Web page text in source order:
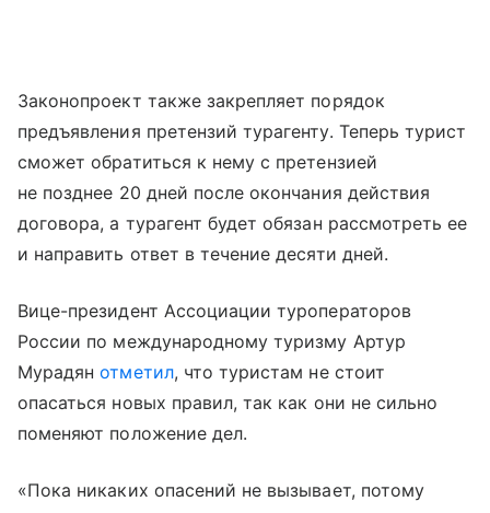
Законопроект также закрепляет порядок
предъявления претензий турагенту. Теперь турист
сможет обратиться к нему с претензией
не позднее 20 дней после окончания действия
договора, а турагент будет обязан рассмотреть ее
и направить ответ в течение десяти дней.
Вице-президент Ассоциации туроператоров
России по международному туризму Артур
Мурадянотметил, что туристам не стоит
опасаться новых правил, так как они не сильно
поменяют положение дел.
«Пока никаких опасений не вызывает, потому